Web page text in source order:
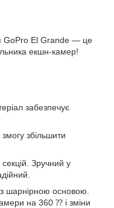
GoPro El Grande — це
екшн-камер!
забезпечує
збільшити
Зручний у
шарнірною основою.
на 360 ⁇ і зміни